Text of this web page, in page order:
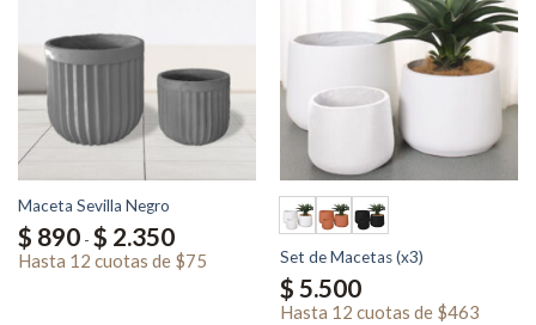
Maceta Sevilla Negro
$ 890 - $ 2.350Rango
de
precios:
desde
Hasta 12 cuotas de $75 Set de Macetas (x3)
$ 5.500
Hasta 12 cuotas de $463